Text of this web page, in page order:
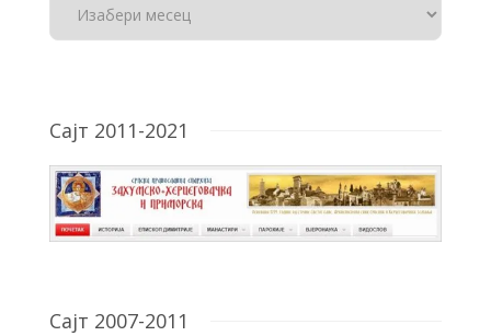
Сајт 2011-2021
Сајт 2007-2011